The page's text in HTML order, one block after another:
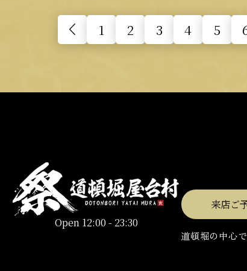
1 2 3 4 5
Open 12:00 - 23:30
来店ご
道頓堀の中心